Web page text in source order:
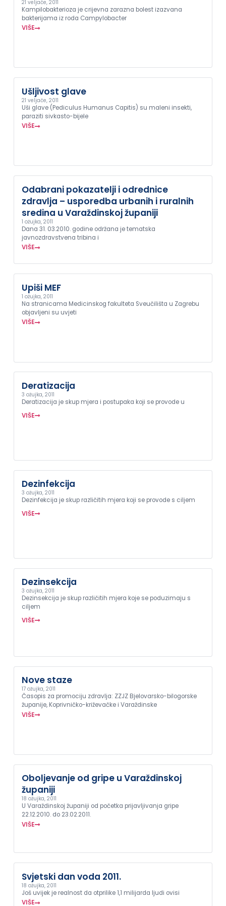
21 veljače, 2011
Kampilobakterioza je crijevna zarazna bolest izazvana
bakterijama iz roda Campylobacter
VIŠE
Ušljivost glave
21 veljače, 2011
Uši glave (Pediculus Humanus Capitis) su maleni insekti,
paraziti sivkasto-bijele
VIŠE
Odabrani pokazatelji i odrednice
zdravlja – usporedba urbanih i ruralnih
sredina u Varaždinskoj županiji
1 ožujka, 2011
Dana 31. 03.2010. godine održana je tematska
javnozdravstvena tribina i
VIŠE
Upiši MEF
1 ožujka, 2011
Na stranicama Medicinskog fakulteta Sveučilišta u Zagrebu
objavljeni su uvjeti
VIŠE
Deratizacija
3 ožujka, 2011
Deratizacija je skup mjera i postupaka koji se provode u
VIŠE
Dezinfekcija
3 ožujka, 2011
Dezinfekcija je skup različitih mjera koji se provode s ciljem
VIŠE
Dezinsekcija
3 ožujka, 2011
Dezinsekcija je skup različitih mjera koje se poduzimaju s
ciljem
VIŠE
Nove staze
17 ožujka, 2011
Časopis za promociju zdravlja: ZZJZ Bjelovarsko-bilogorske
županije, Koprivničko-križevačke i Varaždinske
VIŠE
Oboljevanje od gripe u Varaždinskoj
županiji
18 ožujka, 2011
U Varaždinskoj županiji od početka prijavljivanja gripe
22.12.2010. do 23.02.2011.
VIŠE
Svjetski dan voda 2011.
18 ožujka, 2011
Još uvijek je realnost da otprilike 1,1 milijarda ljudi ovisi
VIŠE